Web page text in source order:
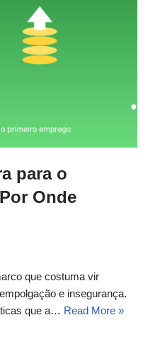
para o
Onde
que costuma vir
e insegurança.
que a… Read More »